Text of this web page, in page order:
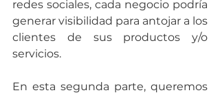
redes sociales, cada negocio podría
generar visibilidad para antojar a los
clientes de sus productos y/o
servicios.
En esta segunda parte, queremos